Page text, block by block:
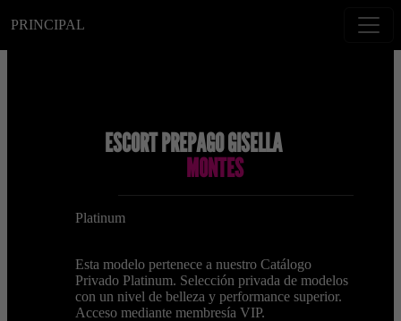
PRINCIPAL
ESCORT PREPAGO GISELLA
MONTES
Platinum
Esta modelo pertenece a nuestro Catálogo
Privado Platinum. Selección privada de modelos
con un nivel de belleza y performance superior.
Acceso mediante membresía VIP.